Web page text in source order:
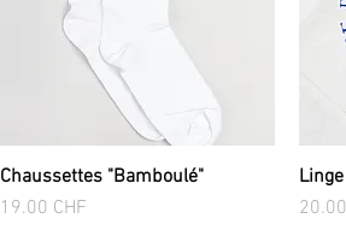
Aperçu rapide
Chaussettes "Bamboulé"
Prix
19.00 CHF
Prix